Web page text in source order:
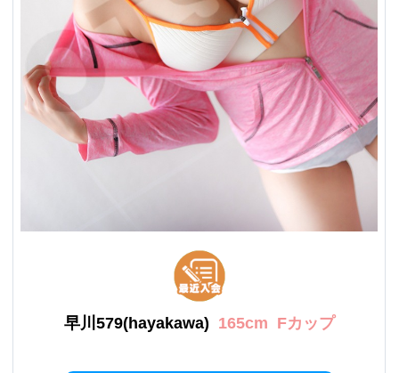
早川579(hayakawa) 165cm Fカップ